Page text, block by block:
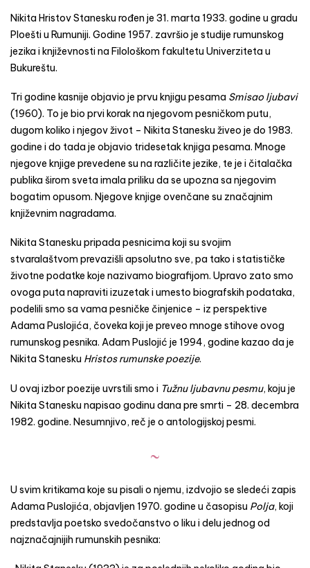
Nikita Hristov Stanesku rođen je 31. marta 1933. godine u gradu
Ploešti u Rumuniji. Godine 1957. završio je studije rumunskog
jezika i književnosti na Filološkom fakultetu Univerziteta u
Bukureštu.
Tri godine kasnije objavio je prvu knjigu pesama Smisao ljubavi
(1960). To je bio prvi korak na njegovom pesničkom putu,
dugom koliko i njegov život – Nikita Stanesku živeo je do 1983.
godine i do tada je objavio tridesetak knjiga pesama. Mnoge
njegove knjige prevedene su na različite jezike, te je i čitalačka
publika širom sveta imala priliku da se upozna sa njegovim
bogatim opusom. Njegove knjige ovenčane su značajnim
književnim nagradama.
Nikita Stanesku pripada pesnicima koji su svojim
stvaralaštvom prevazišli apsolutno sve, pa tako i statističke
životne podatke koje nazivamo biografijom. Upravo zato smo
ovoga puta napraviti izuzetak i umesto biografskih podataka,
podelili smo sa vama pesničke činjenice – iz perspektive
Adama Puslojića, čoveka koji je preveo mnoge stihove ovog
rumunskog pesnika. Adam Puslojić je 1994, godine kazao da je
Nikita Stanesku Hristos rumunske poezije.
U ovaj izbor poezije uvrstili smo i Tužnu ljubavnu pesmu, koju je
Nikita Stanesku napisao godinu dana pre smrti – 28. decembra
1982. godine. Nesumnjivo, reč je o antologijskoj pesmi.
~
U svim kritikama koje su pisali o njemu, izdvojio se sledeći zapis
Adama Puslojića, objavljen 1970. godine u časopisu Polja, koji
predstavlja poetsko svedočanstvo o liku i delu jednog od
najznačajnijih rumunskih pesnika: